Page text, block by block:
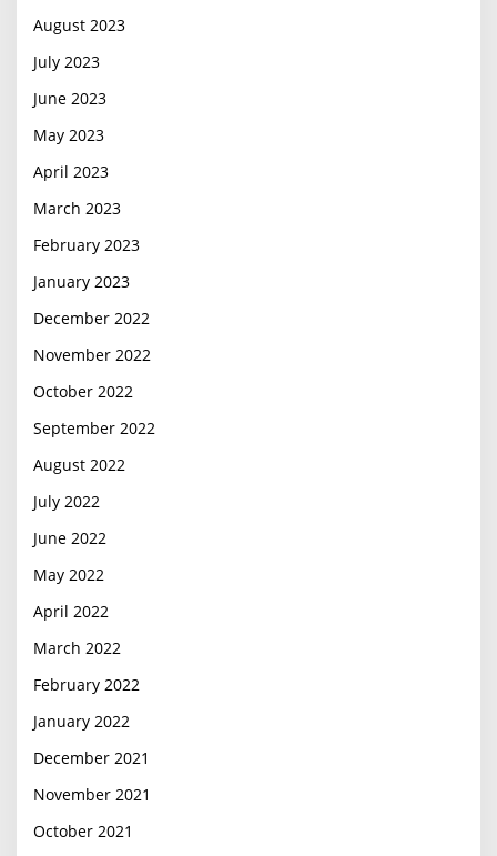
August 2023
July 2023
June 2023
May 2023
April 2023
March 2023
February 2023
January 2023
December 2022
November 2022
October 2022
September 2022
August 2022
July 2022
June 2022
May 2022
April 2022
March 2022
February 2022
January 2022
December 2021
November 2021
October 2021